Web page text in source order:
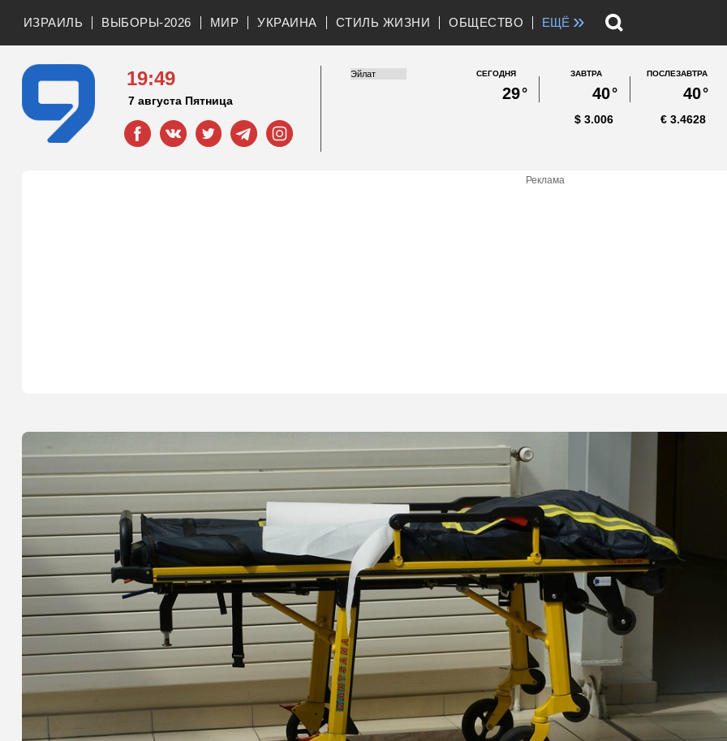
ИЗРАИЛЬ ВЫБОРЫ-2026 МИР УКРАИНА СТИЛЬ ЖИЗНИ ОБЩЕСТВО ЕЩЁ »
19:49
7 августа Пятница
СЕГОДНЯ
29°
ЗАВТРА
40°
ПОСЛЕЗАВТРА
40°
3.006
$ 3.4628
€
Реклама